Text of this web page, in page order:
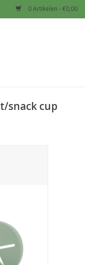
0 Artikelen - €0,00
snack cup